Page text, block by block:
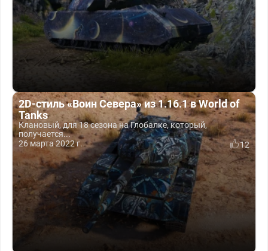
2D-стиль «Воин Севера» из 1.16.1 в World of
Tanks
Клановый, для 18 сезона на Глобалке, который,
получается...
26 марта 2022 г.
12